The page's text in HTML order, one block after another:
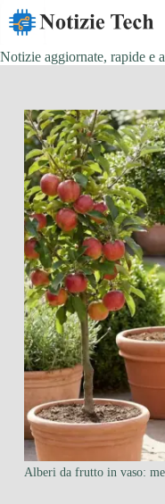
Salta
contenuto
Notizie aggiornate, rapide e
Alberi da frutto in vaso: